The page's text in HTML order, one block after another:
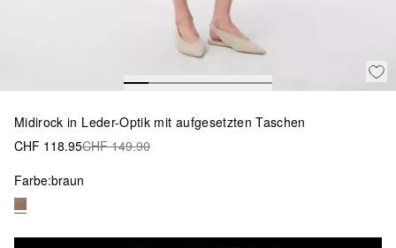
Midirock in Leder-Optik mit aufgesetzten Taschen
CHF 118.95CHF 149.90
Farbe:braun